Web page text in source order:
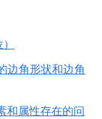
边角形状和边角
和属性存在的问